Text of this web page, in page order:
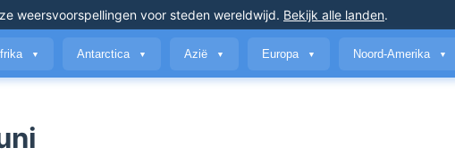
weersvoorspellingen voor steden wereldwijd. Bekijk alle landen.
▼ Antarctica ▼ Azië ▼ Europa ▼ Noord-Amerika ▼